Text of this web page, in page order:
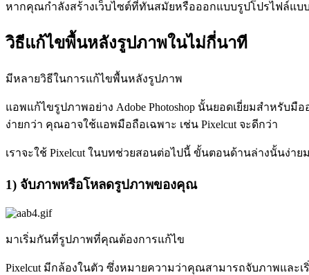
หากคุณกำลังสร้างเว็บไซต์ที่ทันสมัยหรือออกแบบรูปโปรไฟล์แ
วิธีแก้ไขพื้นหลังรูปภาพในไม่กี่นาที
มีหลายวิธีในการแก้ไขพื้นหลังรูปภาพ
แอพแก้ไขรูปภาพอย่าง Adobe Photoshop นั้นยอดเยี่ยมสำหรั
ง่ายกว่า คุณอาจใช้แอพมือถือเฉพาะ เช่น Pixelcut จะดีกว่า
เราจะใช้ Pixelcut ในบทช่วยสอนต่อไปนี้ ขั้นตอนด้านล่างนั้นง่า
1) จับภาพหรือโหลดรูปภาพของคุณ
มาเริ่มกันที่รูปภาพที่คุณต้องการแก้ไข
Pixelcut มีกล้องในตัว ซึ่งหมายความว่าคุณสามารถจับภาพและ